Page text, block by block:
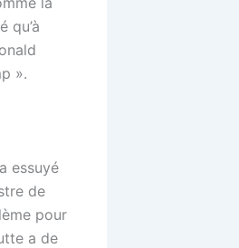
qu’à
».
essuyé
de
pour
a de